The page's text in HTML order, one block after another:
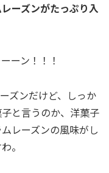
ーズンがたっぷり入
ーン！！！
ズンだけど、しっか
と言うのか、洋菓子
レーズンの風味がし
。